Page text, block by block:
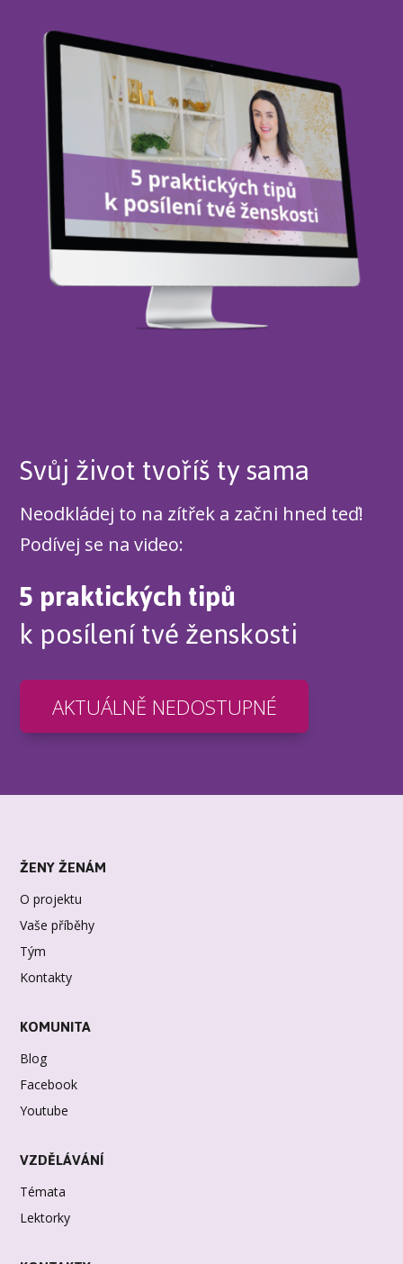
Svůj život tvoříš ty sama
Neodkládej to na zítřek a začni hned teď!
Podívej se na video:
5 praktických tipů
k posílení tvé ženskosti
AKTUÁLNĚ NEDOSTUPNÉ
ŽENY ŽENÁM
O projektu
Vaše příběhy
Tým
Kontakty
KOMUNITA
Blog
Facebook
Youtube
VZDĚLÁVÁNÍ
Témata
Lektorky